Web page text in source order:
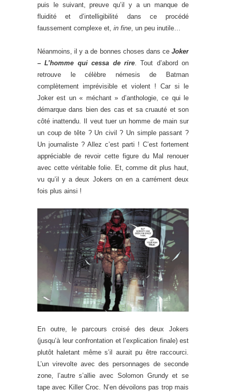
puis le suivant, preuve qu’il y a un manque de
fluidité et d’intelligibilité dans ce procédé
faussement complexe et, in fine , un peu inutile…
Néanmoins, il y a de bonnes choses dans ce Joker
– L’homme qui cessa de rire. Tout d’abord on
retrouve le célèbre némesis de Batman
complètement imprévisible et violent ! Car si le
Joker est un « méchant » d’anthologie, ce qui le
démarque dans bien des cas et sa cruauté et son
côté inattendu. Il veut tuer un homme de main sur
un coup de tête ? Un civil ? Un simple passant ?
Un journaliste ? Allez c’est parti ! C’est fortement
appréciable de revoir cette figure du Mal renouer
avec cette véritable folie. Et, comme dit plus haut,
vu qu’il y a deux Jokers on en a carrément deux
fois plus ainsi !
En outre, le parcours croisé des deux Jokers
(jusqu’à leur confrontation et l’explication finale) est
plutôt haletant même s’il aurait pu être raccourci.
L’un virevolte avec des personnages de seconde
zone, l’autre s’allie avec Solomon Grundy et se
tape avec Killer Croc. N’en dévoilons pas trop mais